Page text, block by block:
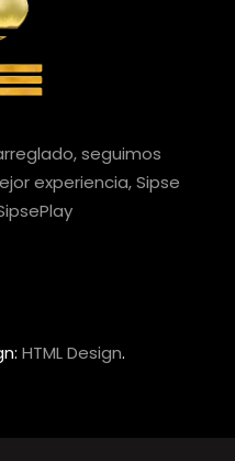
seguimos
experiencia, Sipse
HTML Design.